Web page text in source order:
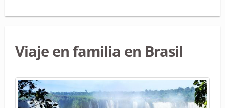
Viaje en familia en Brasil